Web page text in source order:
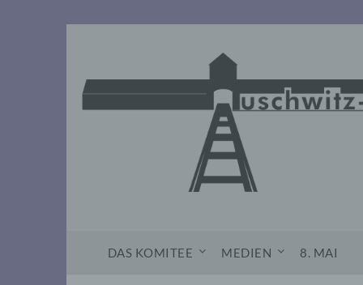
DAS KOMITEE MEDIEN 8. MAI